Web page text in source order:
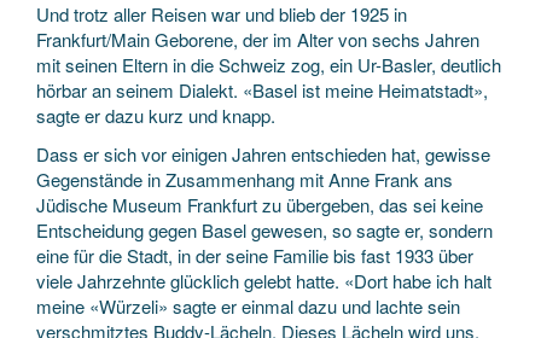
Und trotz aller Reisen war und blieb der 1925 in
Frankfurt/Main Geborene, der im Alter von sechs Jahren
mit seinen Eltern in die Schweiz zog, ein Ur-Basler, deutlich
hörbar an seinem Dialekt. «Basel ist meine Heimatstadt»,
sagte er dazu kurz und knapp.
Dass er sich vor einigen Jahren entschieden hat, gewisse
Gegenstände in Zusammenhang mit Anne Frank ans
Jüdische Museum Frankfurt zu übergeben, das sei keine
Entscheidung gegen Basel gewesen, so sagte er, sondern
eine für die Stadt, in der seine Familie bis fast 1933 über
viele Jahrzehnte glücklich gelebt hatte. «Dort habe ich halt
meine «Würzeli» sagte er einmal dazu und lachte sein
verschmitztes Buddy-Lächeln. Dieses Lächeln wird uns,